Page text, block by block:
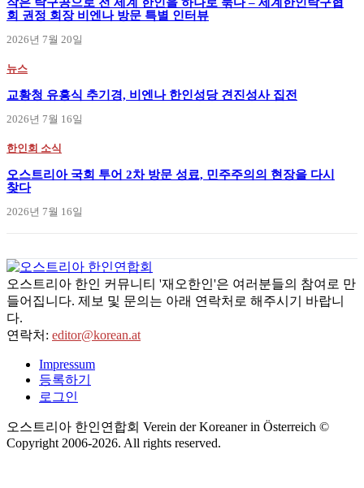
회 권정 회장 비엔나 방문 특별 인터뷰
2026년 7월 20일
뉴스
교황청 유흥식 추기경, 비엔나 한인성당 견진성사 집전
2026년 7월 16일
한인회 소식
오스트리아 국회 투어 2차 방문 성료, 민주주의의 현장을 다시
찾다
2026년 7월 16일
오스트리아 한인 커뮤니티 '재오한인'은 여러분들의 참여로 만
들어집니다. 제보 및 문의는 아래 연락처로 해주시기 바랍니
다.
연락처: editor@korean.at
Impressum
등록하기
로그인
오스트리아 한인연합회 Verein der Koreaner in Österreich ©
Copyright 2006-2026. All rights reserved.